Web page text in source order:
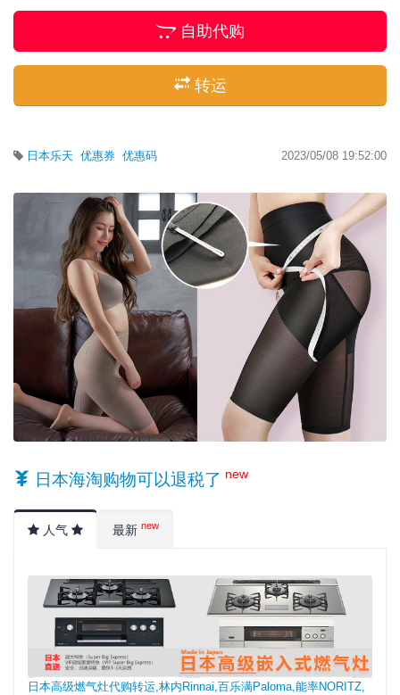
自助代购
转运
日本乐天 优惠券 优惠码 2023/05/08 19:52:00
日本海淘购物可以退税了 new
人气 最新 new
日本高级燃气灶代购转运,林内Rinnai,百乐满Paloma,能率NORITZ,